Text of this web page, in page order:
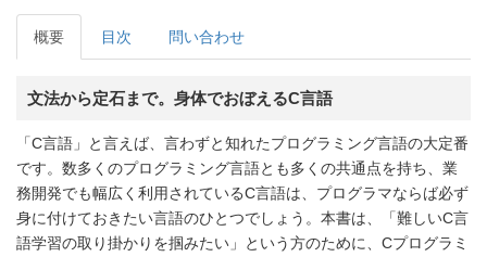
概要 目次 問い合わせ
文法から定石まで。身体でおぼえるC言語
「C言語」と言えば、言わずと知れたプログラミング言語の大定番
です。数多くのプログラミング言語とも多くの共通点を持ち、業
務開発でも幅広く利用されているC言語は、プログラマならば必ず
身に付けておきたい言語のひとつでしょう。本書は、「難しいC言
語学習の取り掛かりを掴みたい」という方のために、Cプログラミ